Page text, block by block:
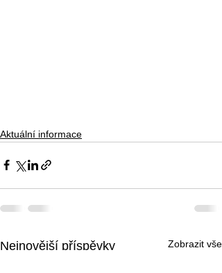
Aktuální informace
Nejnovější příspěvky Zobrazit vše